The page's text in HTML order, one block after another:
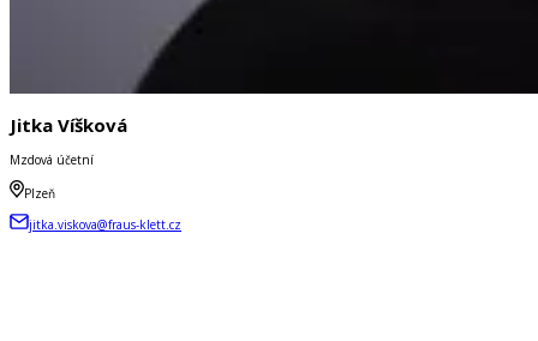
Jitka Víšková
Mzdová účetní
Plzeň
jitka.viskova@fraus-klett.cz